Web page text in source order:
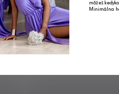
môžeš
Minimálna